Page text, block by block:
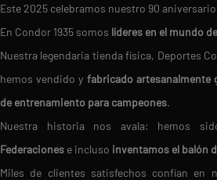
Este 2025 celebramos nuestro 90
En Condor 1935 somos líderes en el mundo
Nuestra legendaria tienda física, Deportes
hemos vendido y fabricado artesanalmente
de entrenamiento para campeones.
Nuestra historia nos avala: hemos
Federaciones e incluso inventamos el balón
Miles de clientes satisfechos confían en